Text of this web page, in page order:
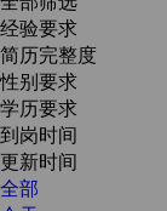
经验要求
简历完整度
性别要求
学历要求
到岗时间
更新时间
全部